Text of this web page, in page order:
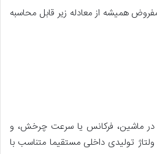
همیشه از معادله زیر قابل محاسبه
در ماشین، فرکانس یا سرعت چرخش، و
تولیدی داخلی مستقیما متناسب با